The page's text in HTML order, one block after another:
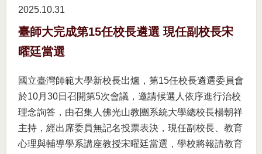
2025.10 31
臺師大完成第15任校長遴選 現任副校長宋
曜廷當選
國立臺灣師範大學新校長出爐，第15任校長遴選委員會
於10月30日召開第5次會議，邀請候選人依序進行治校
理念詢答，由召集人佛光山教團系統大學總校長楊朝祥
主持，經出席委員無記名投票表決，現任副校長、教育
心理與輔導學系講座教授宋曜廷當選，學校將報請教育